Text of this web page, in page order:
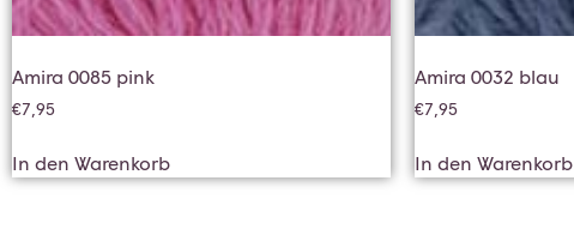
Amira 0085 pink
€7,95
In den Warenkorb
Amira 0032 blau
€7,95
In den Warenkorb